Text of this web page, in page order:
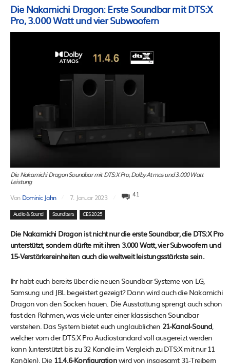
Die Nakamichi Dragon: Erste Soundbar mit DTS:X
Pro, 3.000 Watt und vier Subwoofern
Die Nakamichi Dragon Soundbar mit DTS:X Pro, Dolby Atmos und 3.000 Watt
Leistung
Von Dominic Jahn 7. Januar 2023 41
Audio & Sound Soundbars CES 2025
Die Nakamichi Dragon ist nicht nur die erste Soundbar, die DTS:X Pro
unterstützt, sondern dürfte mit ihren 3.000 Watt, vier Subwoofern und
15-Verstärkereinheiten auch die weltweit leistungsstärkste sein.
Ihr habt euch bereits über die neuen Soundbar-Systeme von LG,
Samsung und JBL begeistert gezeigt? Dann wird auch die Nakamichi
Dragon von den Socken hauen. Die Ausstattung sprengt auch schon
fast den Rahmen, was viele unter einer klassischen Soundbar
verstehen. Das System bietet euch unglaublichen 21-Kanal-Sound
welcher vom der DTS:X Pro Audiostandard voll ausgereizt werden
kann (unterstützt bis zu 32 Kanäle im Vergleich zu DTS:X mit nur 11
Kanälen). Die 11.4.6-Konfigurationwird von insgesamt 31-Treibern